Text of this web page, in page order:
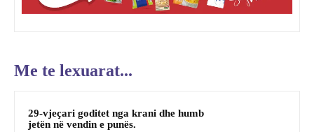
Me te lexuarat...
29-vjeçari goditet nga krani dhe humb
jetën në vendin e punës.